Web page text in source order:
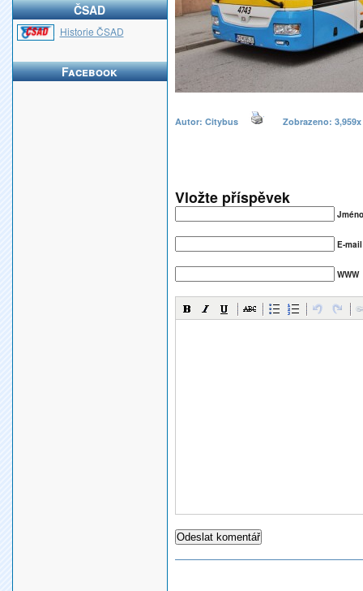
ČSAD
Historie ČSAD
Facebook
Autor: Citybus Zobrazeno:
Vložte příspěvek
E-
WWW